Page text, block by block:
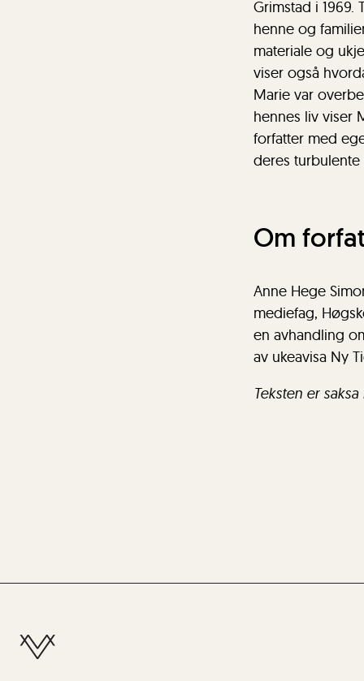
Grimstad i
henne og
materiale og
viser også
Marie var
hennes liv viser
forfatter med
deres turbulente
Om
Anne Hege
mediefag,
en avhandling
av ukeavisa Ny
Teksten er